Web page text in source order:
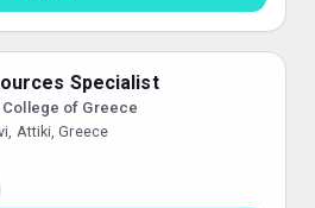
Specialist
of Greece
Attiki, Greece